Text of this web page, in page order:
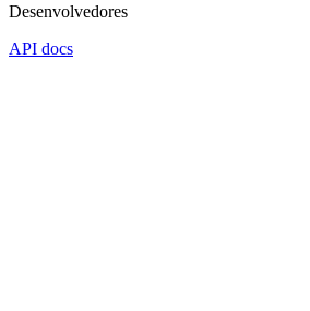
Desenvolvedores
API docs